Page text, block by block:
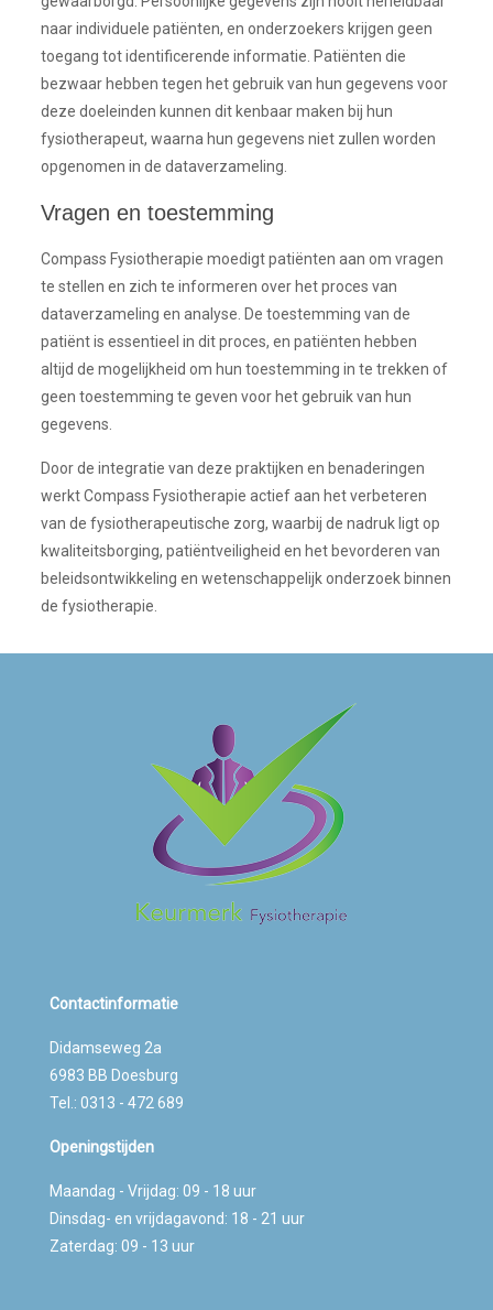
naar individuele patiënten, en onderzoekers krijgen geen
toegang tot identificerende informatie. Patiënten die
bezwaar hebben tegen het gebruik van hun gegevens voor
deze doeleinden kunnen dit kenbaar maken bij hun
fysiotherapeut, waarna hun gegevens niet zullen worden
opgenomen in de dataverzameling.
Vragen en toestemming
Compass Fysiotherapie moedigt patiënten aan om vragen
te stellen en zich te informeren over het proces van
dataverzameling en analyse. De toestemming van de
patiënt is essentieel in dit proces, en patiënten hebben
altijd de mogelijkheid om hun toestemming in te trekken of
geen toestemming te geven voor het gebruik van hun
gegevens.
Door de integratie van deze praktijken en benaderingen
werkt Compass Fysiotherapie actief aan het verbeteren
van de fysiotherapeutische zorg, waarbij de nadruk ligt op
kwaliteitsborging, patiëntveiligheid en het bevorderen van
beleidsontwikkeling en wetenschappelijk onderzoek binnen
de fysiotherapie.
Contactinformatie
Didamseweg 2a
6983 BB Doesburg
Tel.: 0313 - 472 689
Openingstijden
Maandag - Vrijdag: 09 - 18 uur
Dinsdag- en vrijdagavond: 18 - 21 uur
Zaterdag: 09 - 13 uur